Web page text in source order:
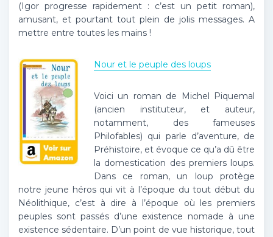
(Igor progresse rapidement : c’est un petit roman),
amusant, et pourtant tout plein de jolis messages. A
mettre entre toutes les mains !
Nour et le peuple des loups
Voici un roman de Michel Piquemal
(ancien instituteur, et auteur,
notamment, des fameuses
Philofables) qui parle d’aventure, de
Préhistoire, et évoque ce qu’a dû être
la domestication des premiers loups.
Dans ce roman, un loup protège
notre jeune héros qui vit à l’époque du tout début du
Néolithique, c’est à dire à l’époque où les premiers
peuples sont passés d’une existence nomade à une
existence sédentaire. D’un point de vue historique, tout